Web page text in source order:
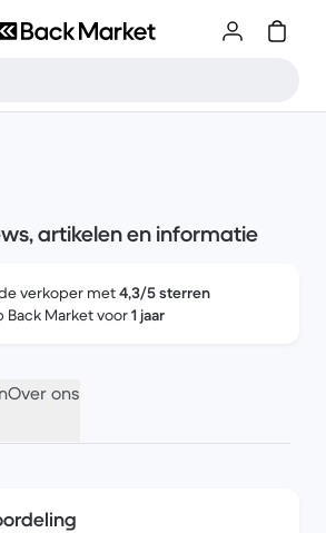
artikelen en informatie
verkoper met4,3/5 sterren
Back Market voor1 jaar
Over ons